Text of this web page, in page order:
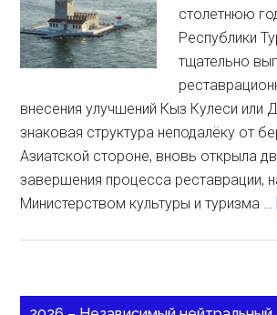
столетнюю
Республики
тщательно
внесения улучшений Кыз Кулеси или
знаковая структура неподалёку от
Азиатской стороне, вновь открыла
завершения процесса реставрации,
Министерством культуры и туризма …